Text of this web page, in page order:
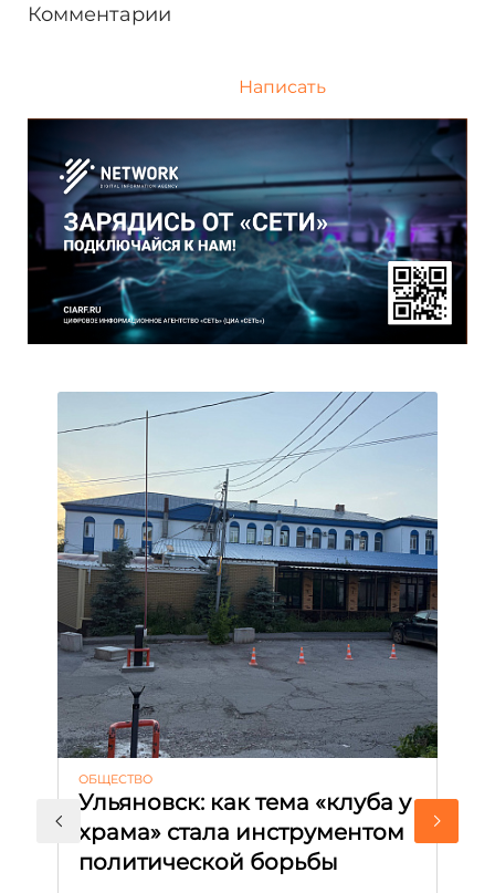
Комментарии
Написать
ОБЩЕСТВО
Ульяновск: как тема «клуба у
храма» стала инструментом
политической борьбы